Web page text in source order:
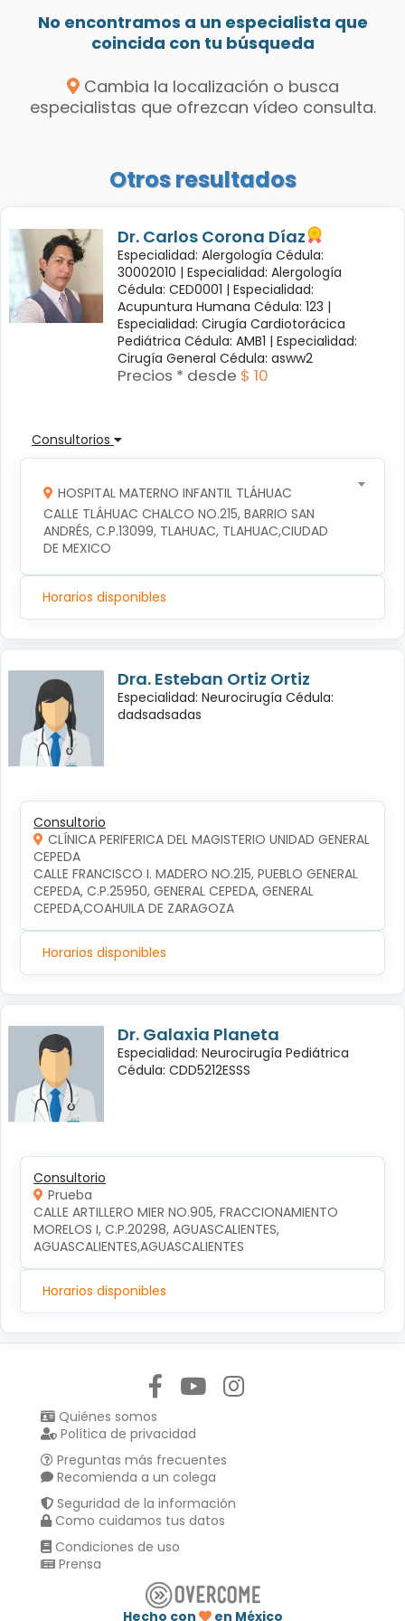
No encontramos a un especialista que
coincida con tu búsqueda
Cambia la localización o busca
especialistas que ofrezcan vídeo consulta.
Otros resultados
Dr. Carlos Corona Díaz
Especialidad: Alergología Cédula:
30002010 | Especialidad: Alergología
Cédula: CED0001 | Especialidad:
Acupuntura Humana Cédula: 123 |
Especialidad: Cirugía Cardiotorácica
Pediátrica Cédula: AMB1 | Especialidad:
Cirugía General Cédula: asww2
Precios * desde $ 10
Consultorios
HOSPITAL MATERNO INFANTIL TLÁHUAC
CALLE TLÁHUAC CHALCO NO.215, BARRIO SAN
ANDRÉS, C.P.13099, TLAHUAC, TLAHUAC,CIUDAD
DE MEXICO
Horarios disponibles
Dra. Esteban Ortiz Ortiz
Especialidad: Neurocirugía Cédula:
dadsadsadas
Consultorio
CLÍNICA PERIFERICA DEL MAGISTERIO UNIDAD GENERAL
CEPEDA
CALLE FRANCISCO I. MADERO NO.215, PUEBLO GENERAL
CEPEDA, C.P.25950, GENERAL CEPEDA, GENERAL
CEPEDA,COAHUILA DE ZARAGOZA
Horarios disponibles
Dr. Galaxia Planeta
Especialidad: Neurocirugía Pediátrica
Cédula: CDD5212ESSS
Consultorio
Prueba
CALLE ARTILLERO MIER NO.905, FRACCIONAMIENTO
MORELOS I, C.P.20298, AGUASCALIENTES,
AGUASCALIENTES,AGUASCALIENTES
Horarios disponibles
Quiénes somos
Política de privacidad
Preguntas más frecuentes
Recomienda a un colega
Seguridad de la información
Como cuidamos tus datos
Condiciones de uso
Prensa
Hecho con en México